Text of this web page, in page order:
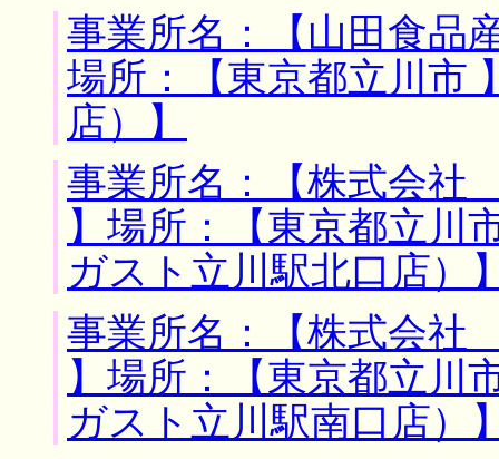
事業所名：【山田食品
場所：【東京都立川市
店）】
事業所名：【株式会
】場所：【東京都立川
ガスト立川駅北口店）
事業所名：【株式会
】場所：【東京都立川
ガスト立川駅南口店）